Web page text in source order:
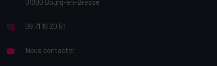
01000 Bourg-en-Bresse
09 71 16 20 51
Nous contacter